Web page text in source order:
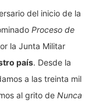
del inicio de la
Proceso de
la Junta Militar
país. Desde la
a las treinta mil
al grito de Nunca